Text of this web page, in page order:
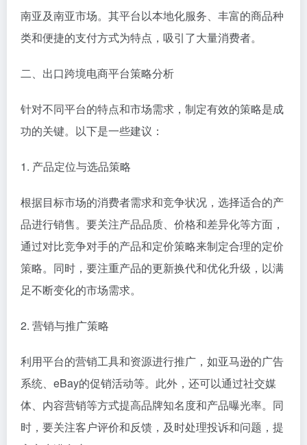
斯、巴西等新兴市场。其平台以服务本地化、物流快速
为特点，深受消费者喜爱。
5. Lazada
Lazada是东南亚最大的电商平台之一，主要服务于东
南亚及南亚市场。其平台以本地化服务、丰富的商品种
类和便捷的支付方式为特点，吸引了大量消费者。
二、出口跨境电商平台策略分析
针对不同平台的特点和市场需求，制定有效的策略是成
根据目标市场的消费者需求和竞争状况，选择适合的产
品进行销售。要关注产品品质、价格和差异化等方面，
通过对比竞争对手的产品和定价策略来制定合理的定价